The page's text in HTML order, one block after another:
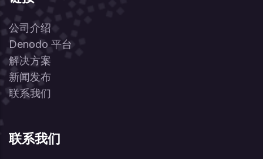
公司介绍
Denodo 平台
解决方案
新闻发布
联系我们
联系我们